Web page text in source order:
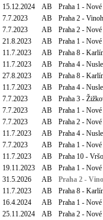
15.12.2024 AB
Praha 1 -
7.7.2023 AB
Praha 2 -
7.7.2023 AB
Praha 2 -
21.8.2023 AB
Praha 1 -
11.7.2023 AB
Praha 8 -
11.7.2023 AB
Praha 4 -
27.8.2023 AB
Praha 8 -
11.7.2023 AB
Praha 4 -
7.7.2023 AB
Praha 3 -
7.7.2023 AB
Praha 1 -
7.7.2023 AB
Praha 2 -
11.7.2023 AB
Praha 4 -
7.7.2023 AB
Praha 1 -
11.7.2023 AB
Praha 10 -
19.11.2023 AB
Praha 1 -
31.5.2026 AB
Praha 2 -
11.7.2023 AB
Praha 8 -
16.4.2024 AB
Praha 1 -
25.11.2024 AB
Praha 2 -